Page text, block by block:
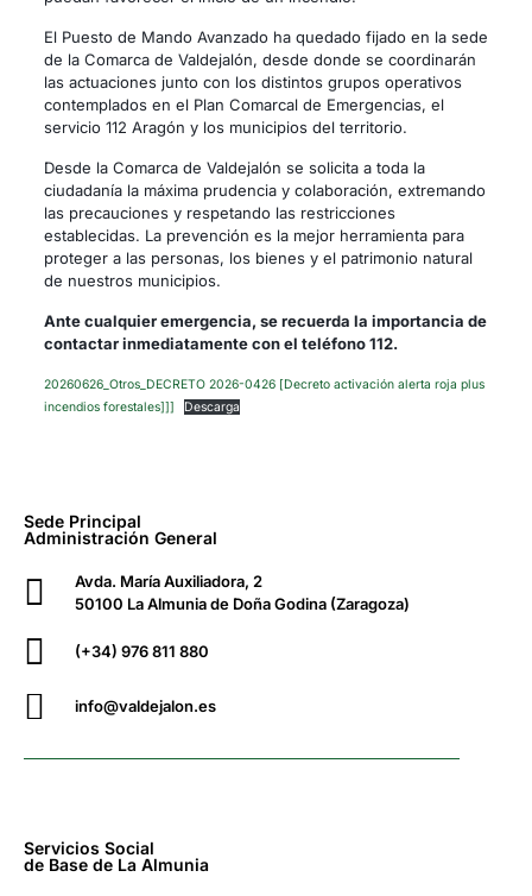
El Puesto de Mando Avanzado ha quedado fijado en la sede
de la Comarca de Valdejalón, desde donde se coordinarán
las actuaciones junto con los distintos grupos operativos
contemplados en el Plan Comarcal de Emergencias, el
servicio 112 Aragón y los municipios del territorio.
Desde la Comarca de Valdejalón se solicita a toda la
ciudadanía la máxima prudencia y colaboración, extremando
las precauciones y respetando las restricciones
establecidas. La prevención es la mejor herramienta para
proteger a las personas, los bienes y el patrimonio natural
de nuestros municipios.
Ante cualquier emergencia, se recuerda la importancia de
contactar inmediatamente con el teléfono 112.
20260626_Otros_DECRETO 2026-0426 [Decreto activación alerta roja plus
incendios forestales]]]
Descarga
Sede Principal
Administración General
Avda. María Auxiliadora, 2
50100 La Almunia de Doña Godina (Zaragoza)
(+34) 976 811 880
info@valdejalon.es
Servicios Social
de Base de La Almunia